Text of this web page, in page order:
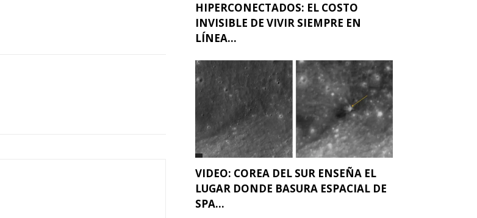
HIPERCONECTADOS: EL COSTO
INVISIBLE DE VIVIR SIEMPRE EN
LÍNEA...
VIDEO: COREA DEL SUR ENSEÑA EL
LUGAR DONDE BASURA ESPACIAL DE
SPA...